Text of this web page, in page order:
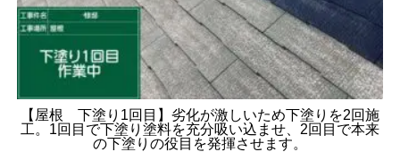
【屋根 下塗り1回目】劣化が激しいため下塗りを2回施
工。1回目で下塗り塗料を充分吸い込ませ、2回目で本来
の下塗りの役目を発揮させます。